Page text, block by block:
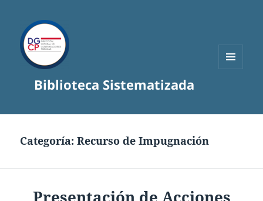
Biblioteca Sistematizada
Categoría:Recurso de Impugnación